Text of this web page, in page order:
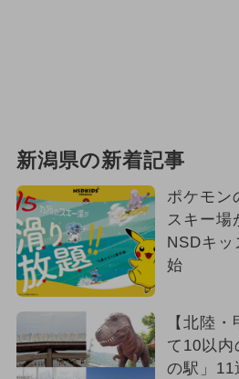
新潟県の新着記事
ポケモン
スキー場
NSDキッ
始
【北陸
て10以内
の駅」11